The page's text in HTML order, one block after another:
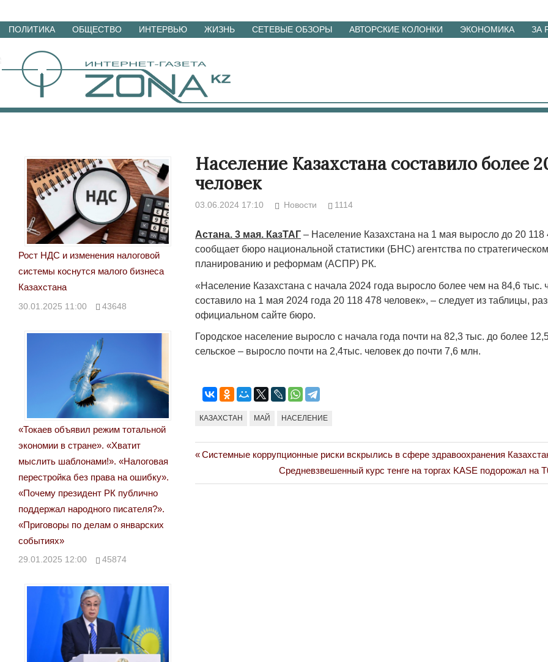
Перейти
материалам
ПОЛИТИКА ОБЩЕСТВО ИНТЕРВЬЮ ЖИЗНЬ СЕТЕВЫЕ ОБЗОРЫ АВТОРСКИЕ КОЛОНКИ ЭКОНОМИКА ЗА
Население Казахстана составило более
человек
03.06.2024 17:10 Новости 1114
Астана. 3 мая. КазТАГ – Население Казахстана на 1 мая выросло до 20 118
сообщает бюро национальной статистики (БНС) агентства по
планированию и реформам (АСПР) РК.
«Население Казахстана с начала 2024 года выросло более чем на 84,6 тыс.
составило на 1 мая 2024 года 20 118 478 человек», – следует из таблицы,
официальном сайте бюро.
Городское население выросло с начала года почти на 82,3 тыс. до более
сельское – выросло почти на 2,4тыс. человек до почти 7,6 млн.
КАЗАХСТАН МАЙ НАСЕЛЕНИЕ
Навигация
по
Previous
Системные коррупционные риски вскрылись в сфере здравоохранения
Next
Post:
Средневзвешенный курс тенге на торгах KASE подорожал на
Рост НДС и изменения налоговой
системы коснутся малого бизнеса
Казахстана
30.01.2025 11:00 43648
«Токаев объявил режим тотальной
экономии в стране». «Хватит
мыслить шаблонами!». «Налоговая
перестройка без права на ошибку».
«Почему президент РК публично
поддержал народного писателя?».
«Приговоры по делам о январских
событиях»
29.01.2025 12:00 45874
Народ выбрал свет
17.10.2024 17:00 29972
Странная
Дарига не
мошенниками
Война